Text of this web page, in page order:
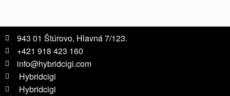
943 01 Štúrovo, Hlavná 7/123.
+421 918 423 160
info@hybridcigi.com
Hybridcigi
Hybridcigi